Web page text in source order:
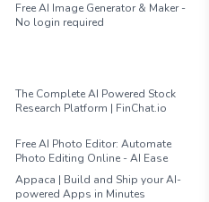
Free AI Image Generator & Maker -
No login required
The Complete AI Powered Stock
Research Platform | FinChat.io
Free AI Photo Editor: Automate
Photo Editing Online - AI Ease
Appaca | Build and Ship your AI-
powered Apps in Minutes